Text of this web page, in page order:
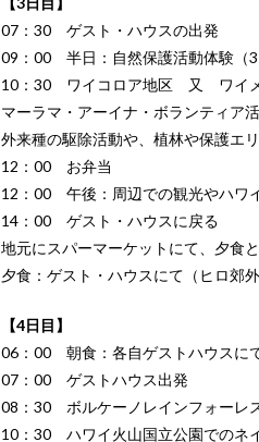
07：30 ゲスト・ハウスの出発
09：00 半日：自然保護活動体験（3
10：30 ワイコロア地区 又 ワイ
マーラマ・アーイナ・ボランティア
外来種の駆除活動や、植林や保護エ
12：00 お弁当
12：00 午後：周辺での観光やハワ
14：00 ゲスト・ハウスに戻る
地元にスパーマーケットにて、夕食
夕食：ゲスト・ハウスにて（ヒロ郊
【4日目】
06：00 朝食：各自ゲストハウスに
07：00 ゲストハウス出発
08：30 ボルケーノレインフォーレ
10：30 ハワイ火山国立公園でのネ